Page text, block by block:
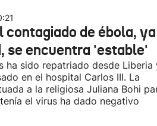
contagiado de ébola, ya
se encuentra 'estable'
ha sido repatriado desde Liberia
en el hospital Carlos III. La
a la religiosa Juliana Bohi
el virus ha dado negativo